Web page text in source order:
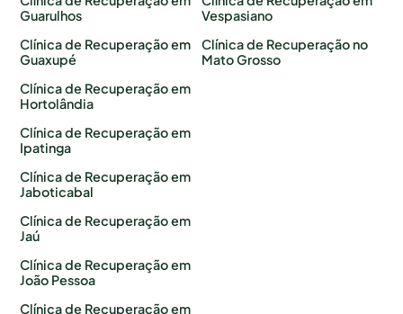
Guarulhos
Clínica de Recuperação em
Guaxupé
Clínica de Recuperação em
Hortolândia
Clínica de Recuperação em
Ipatinga
Clínica de Recuperação em
Jaboticabal
Clínica de Recuperação em
Jaú
Clínica de Recuperação em
João Pessoa
Clínica de Recuperação em
Vespasiano
Clínica de Recuperação no
Mato Grosso